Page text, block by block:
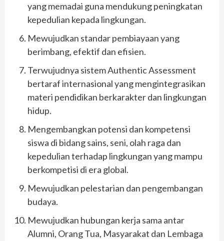
yang memadai guna mendukung peningkatan
kepedulian kepada lingkungan.
Mewujudkan standar pembiayaan yang
berimbang, efektif dan efisien.
Terwujudnya sistem Authentic Assessment
bertaraf internasional yang mengintegrasikan
materi pendidikan berkarakter dan lingkungan
hidup.
Mengembangkan potensi dan kompetensi
siswa di bidang sains, seni, olah raga dan
kepedulian terhadap lingkungan yang mampu
berkompetisi di era global.
Mewujudkan pelestarian dan pengembangan
budaya.
Mewujudkan hubungan kerja sama antar
Alumni, Orang Tua, Masyarakat dan Lembaga